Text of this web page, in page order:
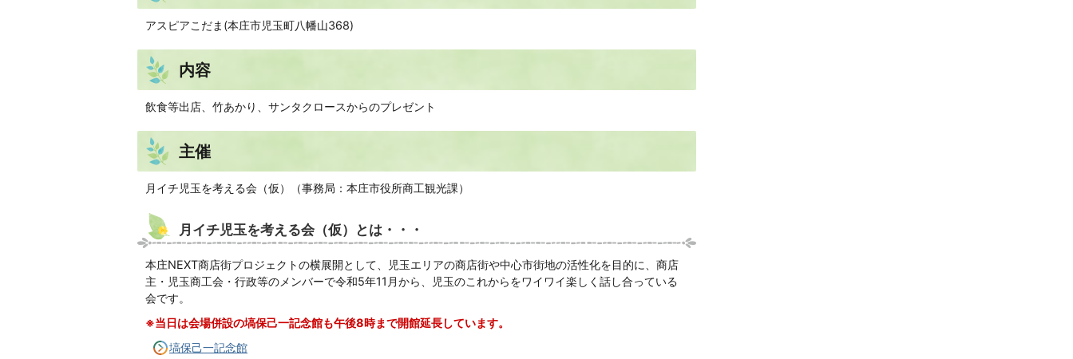
アスピアこだま(本庄市児玉町八幡山368)
内容
飲食等出店、竹あかり、サンタクロースからのプレゼント
主催
月イチ児玉を考える会（仮）（事務局：本庄市役所商工観光課）
月イチ児玉を考える会（仮）とは・・・
本庄NEXT商店街プロジェクトの横展開として、児玉エリアの商店街や中心市街地の活性化を目的に、商店
主・児玉商工会・行政等のメンバーで令和5年11月から、児玉のこれからをワイワイ楽しく話し合っている
会です。
※当日は会場併設の塙保己一記念館も午後8時まで開館延長しています。
塙保己一記念館